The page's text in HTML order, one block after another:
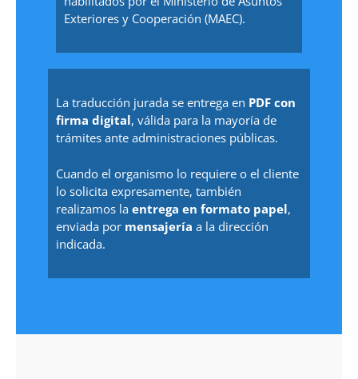
Exteriores y Cooperación (MAEC).
La traducción jurada se entrega en PDF con
firma digital, válida para la mayoría de
trámites ante administraciones públicas.
Cuando el organismo lo requiere o el cliente
lo solicita expresamente, también
realizamos la entrega en formato papel,
enviada por mensajería a la dirección
indicada.